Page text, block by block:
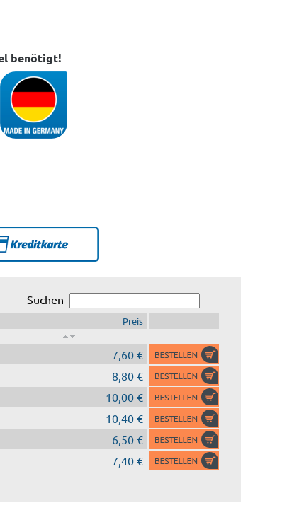
benötigt!
Suchen
Preis
7,60 €
8,80 €
10,00 €
10,40 €
6,50 €
7,40 €